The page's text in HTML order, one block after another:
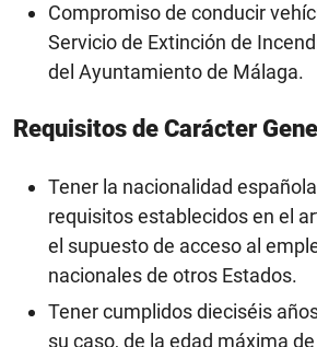
Compromiso de conducir
Servicio de Extinción de
del Ayuntamiento de Málaga.
Requisitos de Carácter
Tener la nacionalidad
requisitos establecidos en el
el supuesto de acceso al
nacionales de otros Estados.
Tener cumplidos dieciséis
su caso, de la edad máxima